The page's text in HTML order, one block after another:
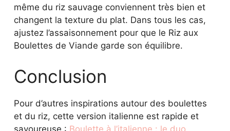
Conclusion
Pour d’autres inspirations autour des boulettes
savoureuse :Boulette à l’italienne : le duo
gagnant avec riz en 20 minutes
des boulettes cuites au four, voyez cette
méthode simple :Savoureuses boulettes de
boeuf haché (au four) – PLANbouffe. Pour des